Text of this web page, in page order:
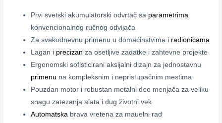
Prvi svetski akumulatorski odvrtač sa parametrima
konvencionalnog ručnog odvijača
Za svakodnevnu primenu u domaćinstvima i radionicama
Lagan i precizan za osetljive zadatke i zahtevne projekte
Ergonomski sofisticirani aksijalni dizajn za jednostavnu
primenu na kompleksnim i nepristupačnim mestima
Pouzdan motor i robustan metalni deo menjača za veliku
snagu zatezanja alata i dug životni vek
Automatska brava vretena za mauelni rad